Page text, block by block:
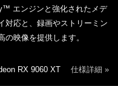
エンジンと強化されたメデ
対応と、録画やストリーミン
映像を提供します。
RX 9060 XT 仕様詳細 »